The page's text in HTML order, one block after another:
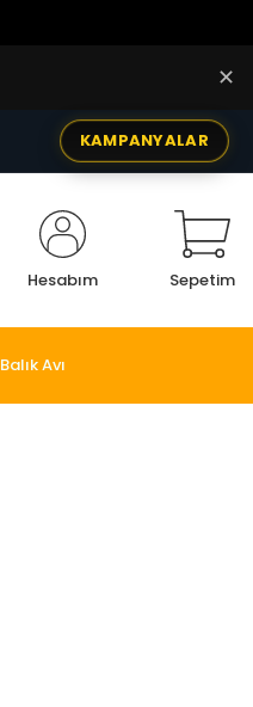
✕
KAMPANYALAR
Hesabım Sepetim
Balık Avı